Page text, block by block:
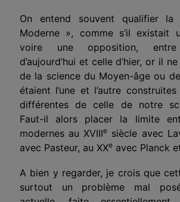
On entend souvent qualifier
Moderne », comme s’il existait
voire une opposition,
d’aujourd’hui et celle d’hier, or il
de la science du Moyen-âge ou
étaient l’une et l’autre
différentes de celle de notre
Faut-il alors placer la limite
modernes au XVIIIe siècle avec
avec Pasteur, au XXe avec Planck
A bien y regarder, je crois que
surtout un problème mal